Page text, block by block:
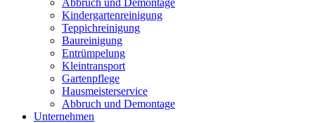
Abbruch und Demontage
Kindergartenreinigung
Teppichreinigung
Baureinigung
Entrümpelung
Kleintransport
Gartenpflege
Hausmeisterservice
Abbruch und Demontage
Unternehmen